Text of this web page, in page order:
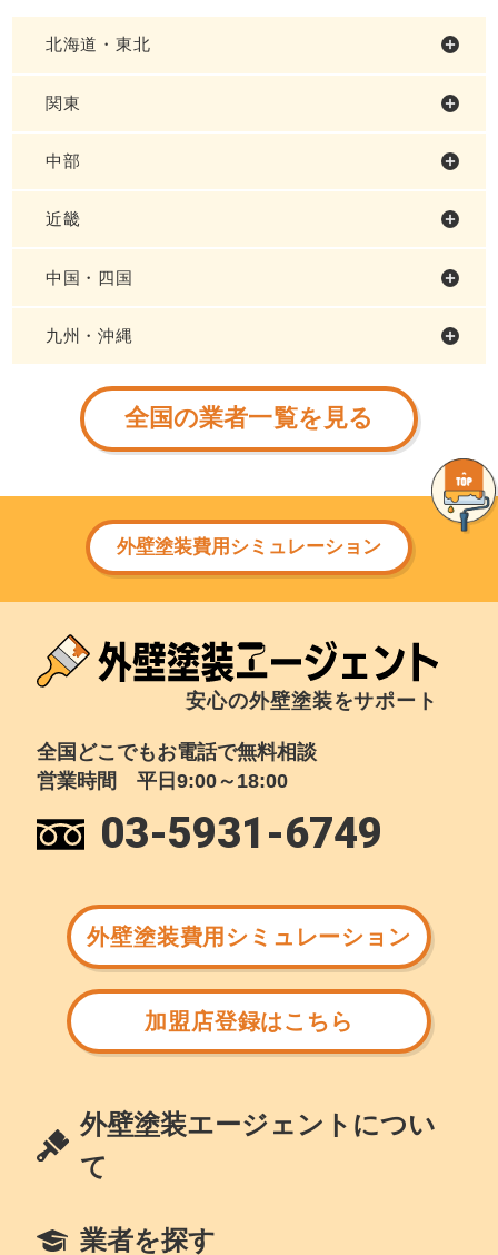
北海道・東北
関東
中部
近畿
中国・四国
九州・沖縄
全国の業者一覧を見る
外壁塗装費用シミュレーション
安心の外壁塗装をサポート
全国どこでもお電話で無料相談
営業時間 平日9:00～18:00
03-5931-6749
外壁塗装費用シミュレーション
加盟店登録はこちら
外壁塗装エージェントについ
て
業者を探す